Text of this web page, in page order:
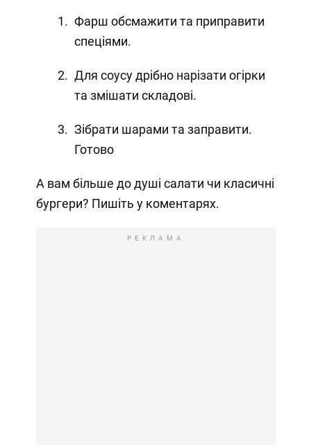
Фарш обсмажити та приправити
спеціями.
Для соусу дрібно нарізати огірки
та змішати складові.
Зібрати шарами та заправити.
Готово
А вам більше до душі салати чи класичні
бургери? Пишіть у коментарях.
РЕКЛАМА